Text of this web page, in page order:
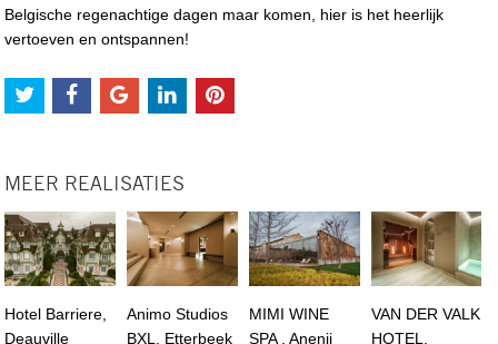
Belgische regenachtige dagen maar komen, hier is het heerlijk
vertoeven en ontspannen!
MEER REALISATIES
Hotel Barriere,
Deauville
Animo Studios
BXL, Etterbeek
MIMI WINE
SPA , Anenii
VAN DER VALK
HOTEL,